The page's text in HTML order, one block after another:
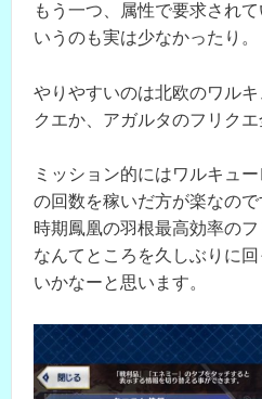
もう一つ、属性で要求され
いうのも実は少なかったり。
やりやすいのは北欧のワル
クエか、アガルタのフリクエ
ミッション的にはワルキュ
の回数を稼いだ方が楽なの
時期鳳凰の羽根最高効率の
なんてところを久しぶりに
いかなーと思います。